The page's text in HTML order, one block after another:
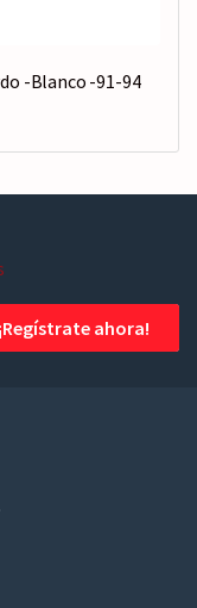
-Blanco -91-94
¡Regístrate ahora!